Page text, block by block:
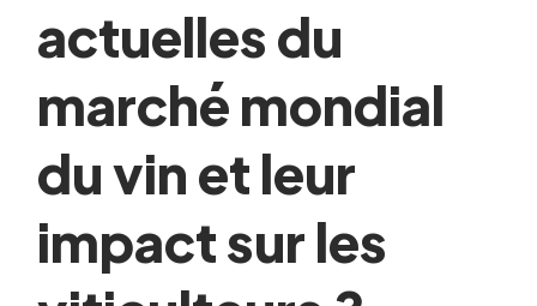
actuelles du
marché mondial
du vin et leur
impact sur les